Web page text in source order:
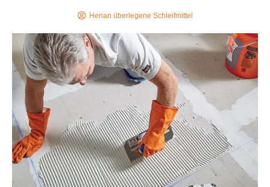
Henan überlegene Schleifmittel